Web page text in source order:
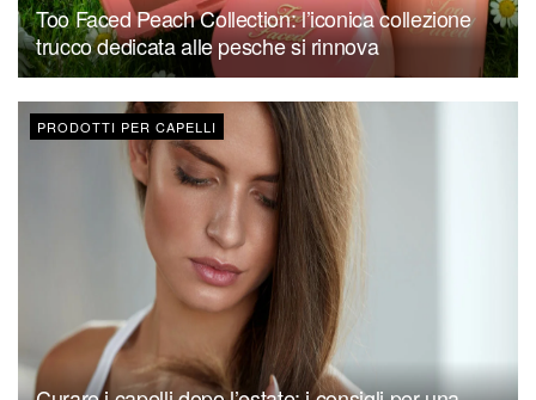
Too Faced Peach Collection: l’iconica collezione
trucco dedicata alle pesche si rinnova
PRODOTTI PER CAPELLI